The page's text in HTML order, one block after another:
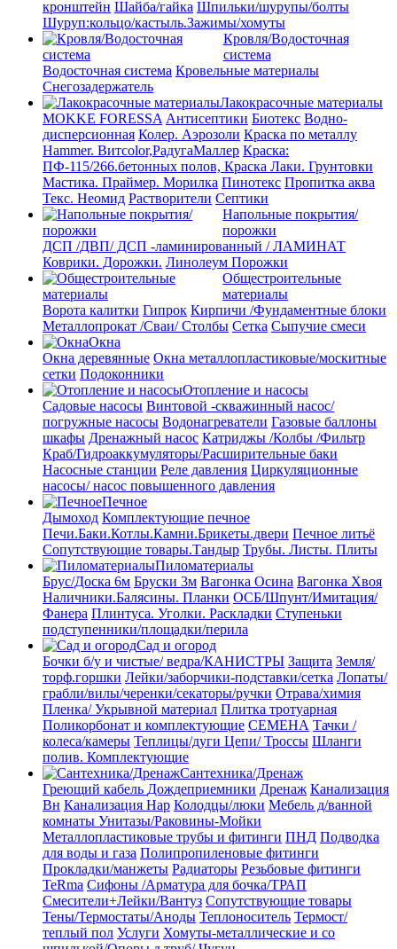
кронштейн Шайба/гайка Шпильки/шурупы/болты
Шуруп:кольцо/кастыль.Зажимы/хомуты
Кровля/Водосточная
система
Водосточная система Кровельные материалы
Снегозадержатель
Лакокрасочные материалы
MOKKE FORESSA Антисептики Биотекс Водно-
дисперсионная Колер. Аэрозоли Краска по металлу
Hammer. Витcolor,РадугаМаллер Краска:
ПФ-115/266.бетонных полов, Краска Лаки. Грунтовки
Мастика. Праймер. Морилка Пинотекс Пропитка аква
Текс. Неомид Растворители Септики
Напольные покрытия/
порожки
ДСП /ДВП/ ДСП -ламинированный / ЛАМИНАТ
Коврики. Дорожки. Линолеум Порожки
Общестроительные
материалы
Ворота калитки Гипрок Кирпичи /Фундаментные блоки
Металлопрокат /Сваи/ Столбы Сетка Сыпучие смеси
Окна
Окна деревянные Окна металлопластиковые/москитные
сетки Подоконники
Отопление и насосы
Cадовые насосы Винтовой -скважинный насос/
погружные насосы Водонагреватели Газовые баллоны
шкафы Дренажный насос Катриджы /Колбы /Фильтр
Краб/Гидроаккумуляторы/Расширительные баки
Насосные станции Реле давления Циркуляционные
насосы/ насос повышенного давления
Печное
Дымоход Комплектующие печное
Печи.Баки.Котлы.Камни.Брикеты.двери Печное литьё
Сопутствующие товары.Тандыр Трубы. Листы. Плиты
Пиломатериалы
Брус/Доска 6м Бруски 3м Вагонка Осина Вагонка Хвоя
Наличники.Балясины. Планки ОСБ/Шпунт/Имитация/
Фанера Плинтуса. Уголки. Раскладки Ступеньки
подступенники/площадки/перила
Сад и огород
Бочки б/у и чистые/ ведра/КАНИСТРЫ Защита Земля/
торф.горшки Лейки/заборчики-подставки/сетка Лопаты/
грабли/вилы/черенки/секаторы/ручки Отрава/химия
Пленка/ Укрывной материал Плитка тротуарная
Поликорбонат и комплектующие СЕМЕНА Тачки /
колеса/камеры Теплицы/дуги Цепи/ Троссы Шланги
полив. Комплектующие
Сантехника/Дренаж
Греющий кабель Дождеприемники Дренаж Канализация
Вн Канализация Нар Колодцы/люки Мебель д/ванной
комнаты Унитазы/Раковины-Мойки
Металлопластиковые трубы и фитинги ПНД Подводка
для воды и газа Полипропиленовые фитинги
Прокладки/манжеты Радиаторы Резьбовые фитинги
TeRma Сифоны /Арматура для бочка/ТРАП
Смесители+Лейки/Вантуз Сопутствующие товары
Тены/Термостаты/Аноды Теплоноситель Термост/
теплый пол Услуги Хомуты-металлические и со